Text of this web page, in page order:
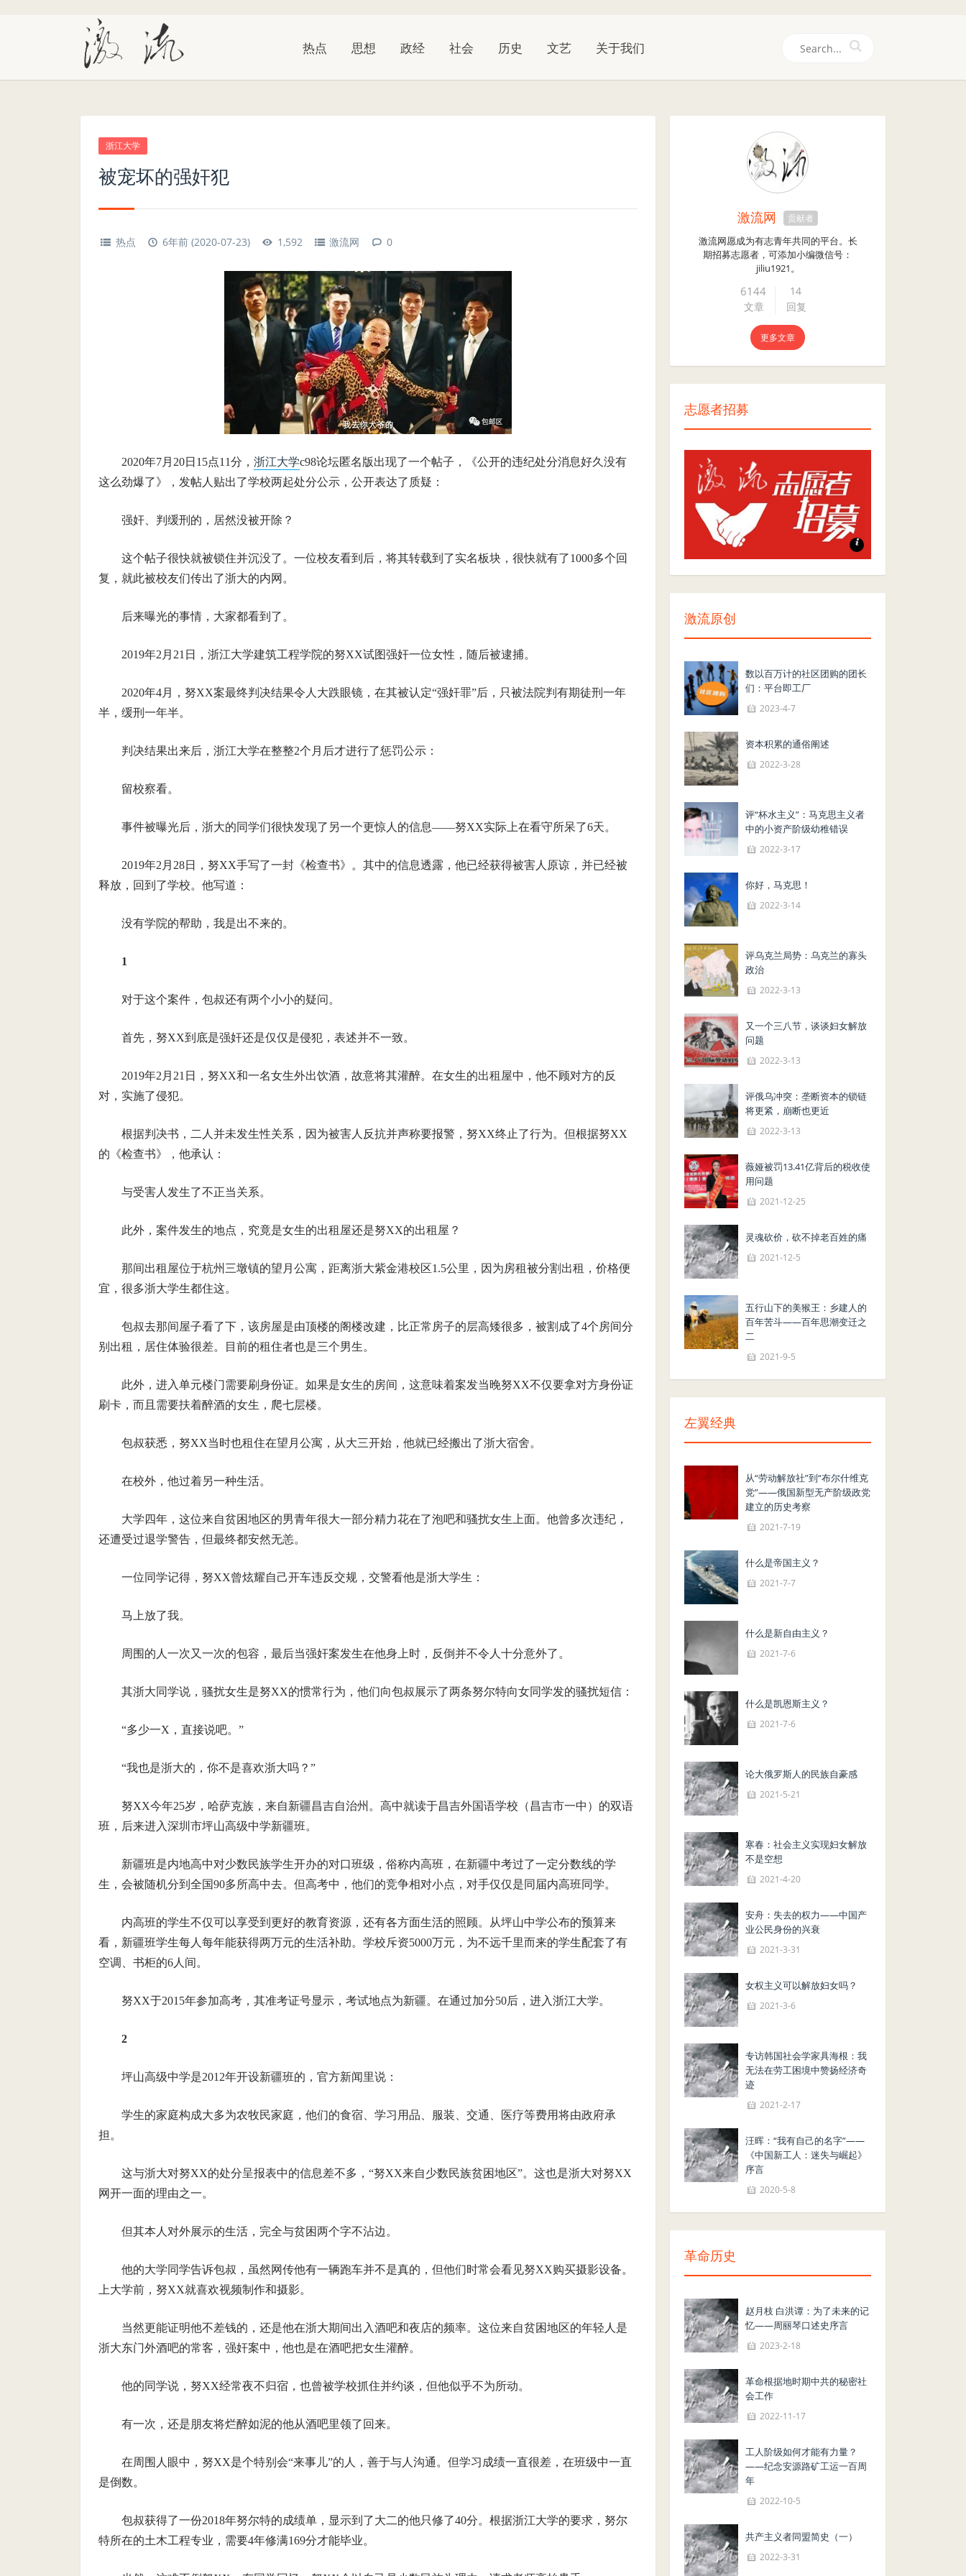
热点 思想 政经 社会 历史 文艺 关于我们
浙江大学
被宠坏的强奸犯
热点 6年前 (2020-07-23) 1,592 激流网 0
2020年7月20日15点11分， 浙江大学c98论坛匿名版出现了一个帖子，《公开的违纪处分消息好久没有
这么劲爆了》，发帖人贴出了学校两起处分公示，公开表达了质疑：
强奸、判缓刑的，居然没被开除？
这个帖子很快就被锁住并沉没了。一位校友看到后，将其转载到了实名板块，很快就有了1000多个回
复，就此被校友们传出了浙大的内网。
后来曝光的事情，大家都看到了。
2019年2月21日，浙江大学建筑工程学院的努XX试图强奸一位女性，随后被逮捕。
2020年4月，努XX案最终判决结果令人大跌眼镜，在其被认定“强奸罪”后，只被法院判有期徒刑一年
半，缓刑一年半。
判决结果出来后，浙江大学在整整2个月后才进行了惩罚公示：
留校察看。
事件被曝光后，浙大的同学们很快发现了另一个更惊人的信息——努XX实际上在看守所呆了6天。
2019年2月28日，努XX手写了一封《检查书》。其中的信息透露，他已经获得被害人原谅，并已经被
释放，回到了学校。他写道：
没有学院的帮助，我是出不来的。
1
对于这个案件，包叔还有两个小小的疑问。
首先，努XX到底是强奸还是仅仅是侵犯，表述并不一致。
2019年2月21日，努XX和一名女生外出饮酒，故意将其灌醉。在女生的出租屋中，他不顾对方的反
对，实施了侵犯。
根据判决书，二人并未发生性关系，因为被害人反抗并声称要报警，努XX终止了行为。但根据努XX
的《检查书》，他承认：
与受害人发生了不正当关系。
此外，案件发生的地点，究竟是女生的出租屋还是努XX的出租屋？
那间出租屋位于杭州三墩镇的望月公寓，距离浙大紫金港校区1.5公里，因为房租被分割出租，价格便
宜，很多浙大学生都住这。
包叔去那间屋子看了下，该房屋是由顶楼的阁楼改建，比正常房子的层高矮很多，被割成了4个房间分
别出租，居住体验很差。目前的租住者也是三个男生。
此外，进入单元楼门需要刷身份证。如果是女生的房间，这意味着案发当晚努XX不仅要拿对方身份证
刷卡，而且需要扶着醉酒的女生，爬七层楼。
包叔获悉，努XX当时也租住在望月公寓，从大三开始，他就已经搬出了浙大宿舍。
在校外，他过着另一种生活。
大学四年，这位来自贫困地区的男青年很大一部分精力花在了泡吧和骚扰女生上面。他曾多次违纪，
还遭受过退学警告，但最终都安然无恙。
一位同学记得，努XX曾炫耀自己开车违反交规，交警看他是浙大学生：
马上放了我。
周围的人一次又一次的包容，最后当强奸案发生在他身上时，反倒并不令人十分意外了。
其浙大同学说，骚扰女生是努XX的惯常行为，他们向包叔展示了两条努尔特向女同学发的骚扰短信：
“多少一X，直接说吧。”
“我也是浙大的，你不是喜欢浙大吗？”
努XX今年25岁，哈萨克族，来自新疆昌吉自治州。高中就读于昌吉外国语学校（昌吉市一中）的双语
班，后来进入深圳市坪山高级中学新疆班。
新疆班是内地高中对少数民族学生开办的对口班级，俗称内高班，在新疆中考过了一定分数线的学
生，会被随机分到全国90多所高中去。但高考中，他们的竞争相对小点，对手仅仅是同届内高班同学。
内高班的学生不仅可以享受到更好的教育资源，还有各方面生活的照顾。从坪山中学公布的预算来
看，新疆班学生每人每年能获得两万元的生活补助。学校斥资5000万元，为不远千里而来的学生配套了有
空调、书柜的6人间。
努XX于2015年参加高考，其准考证号显示，考试地点为新疆。在通过加分50后，进入浙江大学。
2
坪山高级中学是2012年开设新疆班的，官方新闻里说：
学生的家庭构成大多为农牧民家庭，他们的食宿、学习用品、服装、交通、医疗等费用将由政府承
担。
这与浙大对努XX的处分呈报表中的信息差不多，“努XX来自少数民族贫困地区”。这也是浙大对努XX
网开一面的理由之一。
但其本人对外展示的生活，完全与贫困两个字不沾边。
他的大学同学告诉包叔，虽然网传他有一辆跑车并不是真的，但他们时常会看见努XX购买摄影设备。
上大学前，努XX就喜欢视频制作和摄影。
当然更能证明他不差钱的，还是他在浙大期间出入酒吧和夜店的频率。这位来自贫困地区的年轻人是
浙大东门外酒吧的常客，强奸案中，他也是在酒吧把女生灌醉。
他的同学说，努XX经常夜不归宿，也曾被学校抓住并约谈，但他似乎不为所动。
有一次，还是朋友将烂醉如泥的他从酒吧里领了回来。
在周围人眼中，努XX是个特别会“来事儿”的人，善于与人沟通。但学习成绩一直很差，在班级中一直
是倒数。
包叔获得了一份2018年努尔特的成绩单，显示到了大二的他只修了40分。根据浙江大学的要求，努尔
特所在的土木工程专业，需要4年修满169分才能毕业。
激流网 贡献者
激流网愿成为有志青年共同的平台。长
期招募志愿者，可添加小编微信号：
jiliu1921。
6144
文章
14
回复
更多文章
志愿者招募
志愿者招募
激流原创
数以百万计的社区团购的团长
们：平台即工厂
2023-4-7
资本积累的通俗阐述
2022-3-28
评“杯水主义”：马克思主义者
中的小资产阶级幼稚错误
2022-3-17
你好，马克思！
2022-3-14
评乌克兰局势：乌克兰的寡头
政治
2022-3-13
又一个三八节，谈谈妇女解放
问题
2022-3-13
评俄乌冲突：垄断资本的锁链
将更紧，崩断也更近
2022-3-13
薇娅被罚13.41亿背后的税收使
用问题
2021-12-25
灵魂砍价，砍不掉老百姓的痛
2021-12-5
五行山下的美猴王：乡建人的
百年苦斗——百年思潮变迁之
二
2021-9-5
左翼经典
从“劳动解放社”到“布尔什维克
党”——俄国新型无产阶级政党
建立的历史考察
2021-7-19
什么是帝国主义？
2021-7-7
什么是新自由主义？
2021-7-6
什么是凯恩斯主义？
2021-7-6
论大俄罗斯人的民族自豪感
2021-5-21
寒春：社会主义实现妇女解放
不是空想
2021-4-20
安舟：失去的权力——中国产
业公民身份的兴衰
2021-3-31
女权主义可以解放妇女吗？
2021-3-6
专访韩国社会学家具海根：我
无法在劳工困境中赞扬经济奇
迹
2021-2-17
汪晖：“我有自己的名字”——
《中国新工人：迷失与崛起》
序言
2020-5-8
革命历史
赵月枝 白洪谭：为了未来的记
忆——周丽琴口述史序言
2023-2-18
革命根据地时期中共的秘密社
会工作
2022-11-17
工人阶级如何才能有力量？
——纪念安源路矿工运一百周
年
2022-10-5
共产主义者同盟简史（一）
2022-3-31